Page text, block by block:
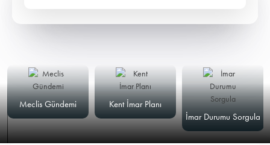
Meclis Gündemi
Kent İmar Planı
İmar Durumu Sorgula